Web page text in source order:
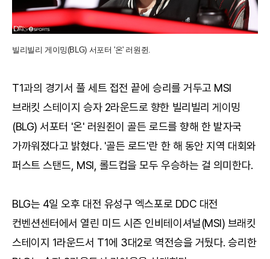
빌리빌리 게이밍(BLG) 서포터 '온' 러원쥔.
T1과의 경기서 풀 세트 접전 끝에 승리를 거두고 MSI
브래킷 스테이지 승자 2라운드로 향한 빌리빌리 게이밍
(BLG) 서포터 '온' 러원쥔이 골든 로드를 향해 한 발자국
가까워졌다고 밝혔다. '골든 로드'란 한 해 동안 지역 대회와
퍼스트 스탠드, MSI, 롤드컵을 모두 우승하는 걸 의미한다.
BLG는 4일 오후 대전 유성구 엑스포로 DDC 대전
컨벤션센터에서 열린 미드 시즌 인비테이셔널(MSI) 브래킷
스테이지 1라운드서 T1에 3대2로 역전승을 거뒀다. 승리한